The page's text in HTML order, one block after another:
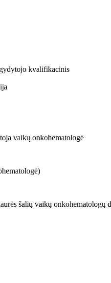
kvalifikacinis
vaikų onkohematologė
šalių vaikų